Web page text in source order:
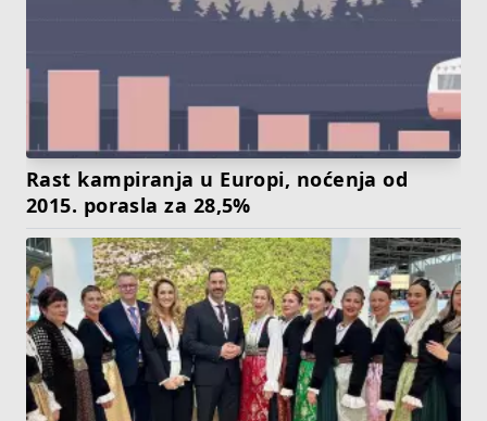
Rast kampiranja u Europi, noćenja od
2015. porasla za 28,5%